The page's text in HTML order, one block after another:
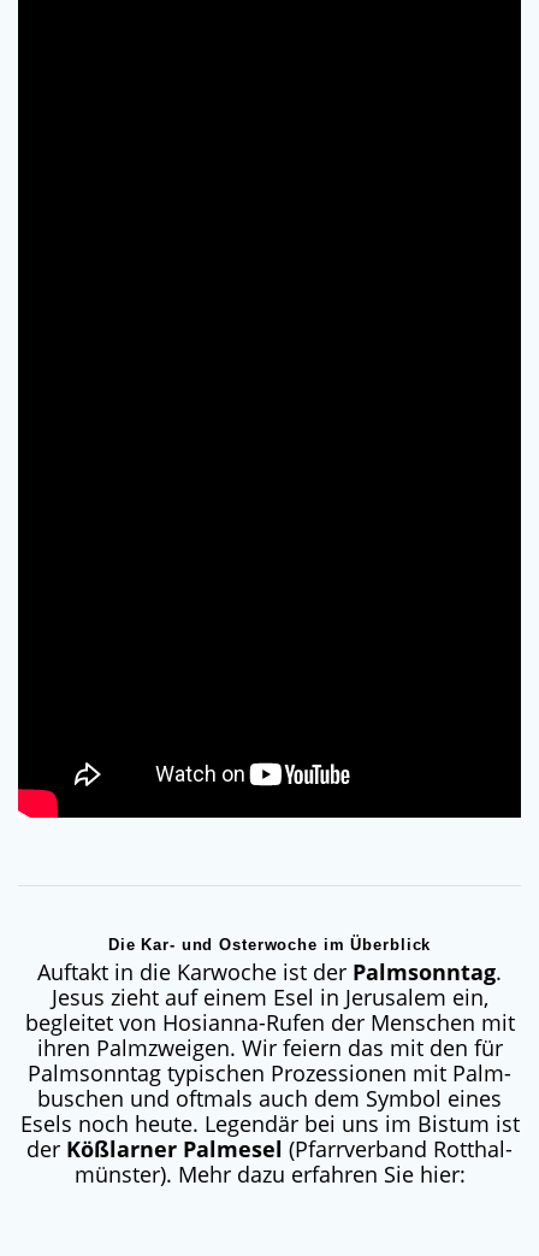
Die Kar- und Osterwoche im Überblick
Auf­takt in die Kar­wo­che ist der Palm­sonn­tag.
Jesus zieht auf einem Esel in Jeru­sa­lem ein,
beglei­tet von Hosi­an­na-Rufen der Men­schen mit
ihren Palm­zwei­gen. Wir fei­ern das mit den für
Palm­sonn­tag typi­schen Pro­zes­sio­nen mit Palm­
bu­schen und oft­mals auch dem Sym­bol eines
Esels noch heu­te. Legen­där bei uns im Bis­tum ist
der Köß­lar­ner Pal­me­sel (Pfarr­ver­band Rott­hal­
müns­ter). Mehr dazu erfah­ren Sie hier: